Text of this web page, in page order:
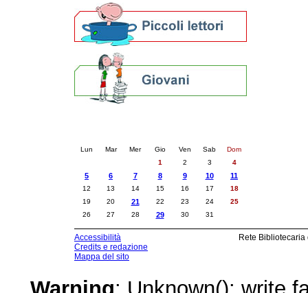
Lun Mar Mer Gio Ven Sab
Dom
1
2 3 4
5 6 7 8 9 10 11
12 13 14 15 16 17
18
19
20 21 22 23 24
25
26
27 28 29 30 31
Accessibilità
Credits e redazione
Mappa del sito
Rete